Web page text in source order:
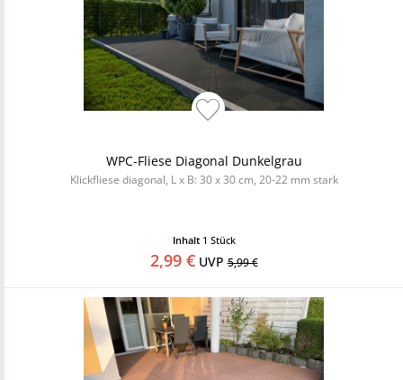
WPC-Fliese Diagonal Dunkelgrau
Klickfliese diagonal, L x B: 30 x 30 cm, 20-22 mm stark
Inhalt 1 Stück
2,99 €UVP5,99 €